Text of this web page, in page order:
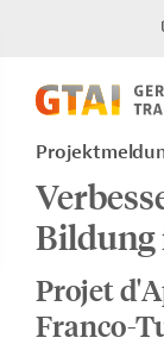
Bildung
Projet
Franco-